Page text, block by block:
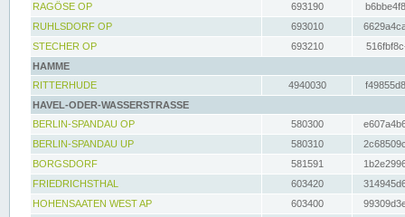
RAGÖSE OP
693190
RUHLSDORF OP
693010
STECHER OP
693210
HAMME
RITTERHUDE
4940030
HAVEL-ODER-WASSERSTRASSE
BERLIN-SPANDAU OP
580300
BERLIN-SPANDAU UP
580310
BORGSDORF
581591
FRIEDRICHSTHAL
603420
HOHENSAATEN WEST AP
603400